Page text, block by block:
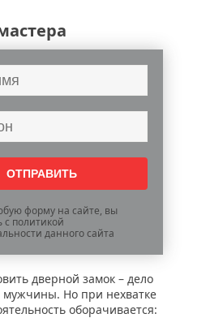
форму на сайте, вы
с политикой
данного сайта
дверной замок – дело
Но при нехватке
оборачивается: